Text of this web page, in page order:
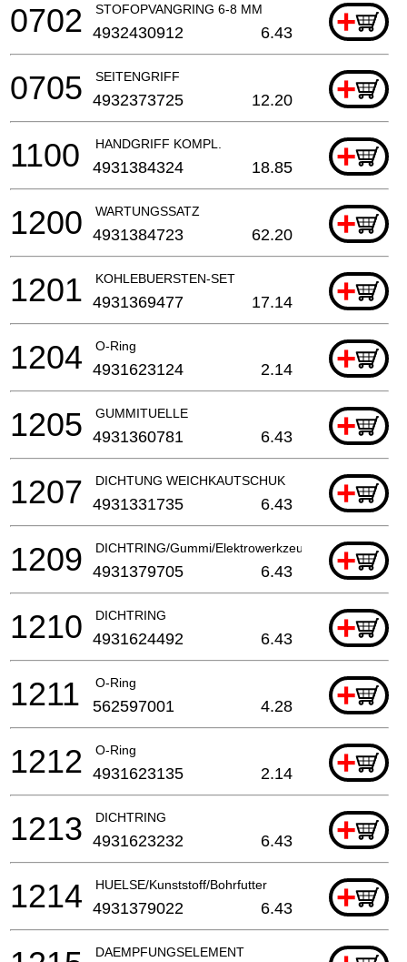
STOFOPVANGRING 6-8 MM +
0702 4932430912 6.43
SEITENGRIFF +
0705 4932373725 12.20
HANDGRIFF KOMPL. +
1100 4931384324 18.85
WARTUNGSSATZ +
1200 4931384723 62.20
KOHLEBUERSTEN-SET +
1201 4931369477 17.14
O-Ring +
1204 4931623124 2.14
GUMMITUELLE +
1205 4931360781 6.43
DICHTUNG WEICHKAUTSCHUK +
1207 4931331735 6.43
DICHTRING/Gummi/Elektrowerkzeuge +
1209 4931379705 6.43
DICHTRING +
1210 4931624492 6.43
O-Ring +
1211 562597001 4.28
O-Ring +
1212 4931623135 2.14
DICHTRING +
1213 4931623232 6.43
HUELSE/Kunststoff/Bohrfutter +
1214 4931379022 6.43
DAEMPFUNGSELEMENT